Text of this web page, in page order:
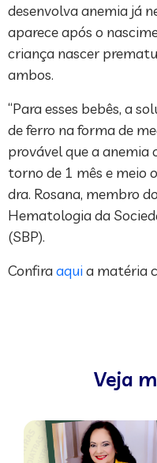
desenvolva anemia já
aparece após o
criança nascer
ambos.
“Para esses bebês, a
de ferro na forma de
provável que a anemia
torno de 1 mês e meio
dra. Rosana, membro
Hematologia da
(SBP).
Confira aqui a matéria
Veja